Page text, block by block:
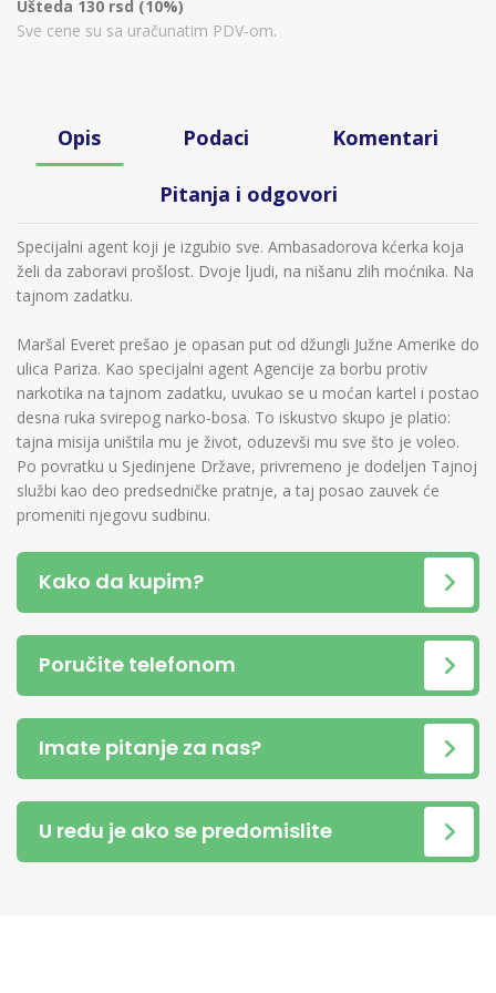
Ušteda 130 rsd (10%)
Sve cene su sa uračunatim PDV-om.
Opis Podaci Komentari
Pitanja i odgovori
Specijalni agent koji je izgubio sve. Ambasadorova kćerka koja
želi da zaboravi prošlost. Dvoje ljudi, na nišanu zlih moćnika. Na
tajnom zadatku.
Maršal Everet prešao je opasan put od džungli Južne Amerike do
ulica Pariza. Kao specijalni agent Agencije za borbu protiv
narkotika na tajnom zadatku, uvukao se u moćan kartel i postao
desna ruka svirepog narko-bosa. To iskustvo skupo je platio:
tajna misija uništila mu je život, oduzevši mu sve što je voleo.
Po povratku u Sjedinjene Države, privremeno je dodeljen Tajnoj
službi kao deo predsedničke pratnje, a taj posao zauvek će
promeniti njegovu sudbinu.
Kako da kupim?
Poručite telefonom
Imate pitanje za nas?
U redu je ako se predomislite